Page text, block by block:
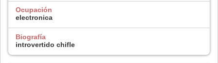
Ocupación
electronica
Biografía
introvertido chifle